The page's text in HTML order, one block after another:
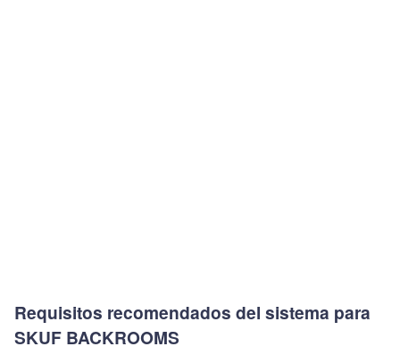
Requisitos recomendados del sistema para
SKUF BACKROOMS